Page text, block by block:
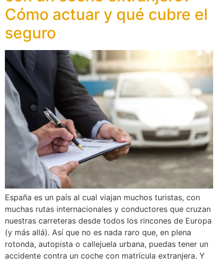
Cómo actuar y qué cubre el
seguro
España es un país al cual viajan muchos turistas, con
muchas rutas internacionales y conductores que cruzan
nuestras carreteras desde todos los rincones de Europa
(y más allá). Así que no es nada raro que, en plena
rotonda, autopista o callejuela urbana, puedas tener un
accidente contra un coche con matrícula extranjera. Y